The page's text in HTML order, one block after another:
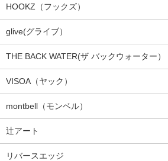
HOOKZ（フックズ）
glive(グライブ）
THE BACK WATER(ザ バックウォーター）
VISOA（ヤック）
montbell（モンベル）
辻アート
リバースエッジ